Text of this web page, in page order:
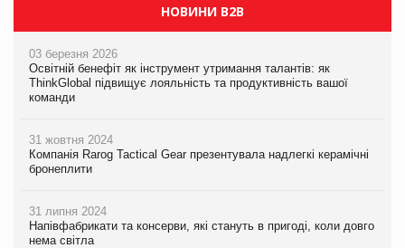
НОВИНИ B2B
03 березня 2026
Освітній бенефіт як інструмент утримання талантів: як
ThinkGlobal підвищує лояльність та продуктивність вашої
команди
31 жовтня 2024
Компанія Rarog Tactical Gear презентувала надлегкі керамічні
бронеплити
31 липня 2024
Напівфабрикати та консерви, які стануть в пригоді, коли довго
нема світла